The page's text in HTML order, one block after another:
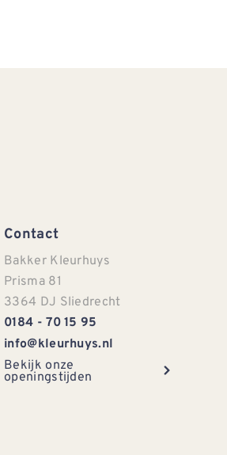
Contact
Bakker Kleurhuys
Prisma 81
3364 DJ Sliedrecht
0184 - 70 15 95
info@kleurhuys.nl
Bekijk onze
openingstijden